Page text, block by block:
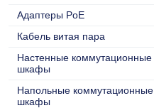
Адаптеры PoE
Кабель витая пара
Настенные коммутационные
шкафы
Напольные коммутационные
шкафы